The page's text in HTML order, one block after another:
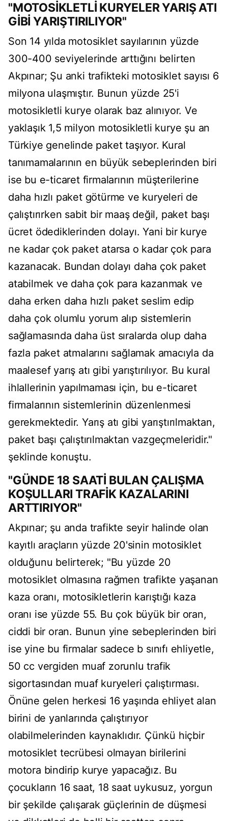
"MOTOSİKLETLİ KURYELER YARIŞ ATI
GİBİ YARIŞTIRILIYOR"
Son 14 yılda motosiklet sayılarının yüzde
300-400 seviyelerinde arttığını belirten
Akpınar; Şu anki trafikteki motosiklet sayısı 6
milyona ulaşmıştır. Bunun yüzde 25'i
motosikletli kurye olarak baz alınıyor. Ve
yaklaşık 1,5 milyon motosikletli kurye şu an
Türkiye genelinde paket taşıyor. Kural
tanımamalarının en büyük sebeplerinden biri
ise bu e-ticaret firmalarının müşterilerine
daha hızlı paket götürme ve kuryeleri de
çalıştırırken sabit bir maaş değil, paket başı
ücret ödediklerinden dolayı. Yani bir kurye
ne kadar çok paket atarsa o kadar çok para
kazanacak. Bundan dolayı daha çok paket
atabilmek ve daha çok para kazanmak ve
daha erken daha hızlı paket seslim edip
daha çok olumlu yorum alıp sistemlerin
sağlamasında daha üst sıralarda olup daha
fazla paket atmalarını sağlamak amacıyla da
maalesef yarış atı gibi yarıştırılıyor. Bu kural
ihlallerinin yapılmaması için, bu e-ticaret
firmalarının sistemlerinin düzenlenmesi
gerekmektedir. Yarış atı gibi yarıştırılmaktan,
paket başı çalıştırılmaktan vazgeçmeleridir."
şeklinde konuştu.
"GÜNDE 18 SAATİ BULAN ÇALIŞMA
KOŞULLARI TRAFİK KAZALARINI
ARTTIRIYOR"
Akpınar; şu anda trafikte seyir halinde olan
kayıtlı araçların yüzde 20'sinin motosiklet
olduğunu belirterek; "Bu yüzde 20
motosiklet olmasına rağmen trafikte yaşanan
kaza oranı, motosikletlerin karıştığı kaza
oranı ise yüzde 55. Bu çok büyük bir oran,
ciddi bir oran. Bunun yine sebeplerinden biri
ise yine bu firmalar sadece b sınıfı ehliyetle,
50 cc vergiden muaf zorunlu trafik
sigortasından muaf kuryeleri çalıştırması.
Önüne gelen herkesi 16 yaşında ehliyet alan
birini de yanlarında çalıştırıyor
olabilmelerinden kaynaklıdır. Çünkü hiçbir
motosiklet tecrübesi olmayan birilerini
motora bindirip kurye yapacağız. Bu
çocukların 16 saat, 18 saat uykusuz, yorgun
bir şekilde çalışarak güçlerinin de düşmesi